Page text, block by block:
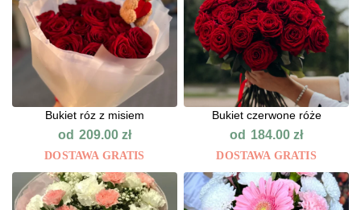
Bukiet róz z misiem
od 209.00 zł
DOSTAWA GRATIS
Bukiet czerwone róże
od 184.00zł
DOSTAWA GRATIS